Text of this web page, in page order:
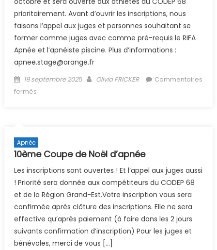
prioritairement. Avant d’ouvrir les inscriptions, nous
faisons l’appel aux juges et personnes souhaitant se
former comme juges avec comme pré-requis le RIFA
Apnée et l’apnéiste piscine. Plus d’informations :
apnee.stage@orange.fr
Posted on
19 septembre 2025 Author
Olivia FRICKER
Commentaires
fermés
Apnée
10ème Coupe de Noël d’apnée
Les inscriptions sont ouvertes ! Et l’appel aux juges aussi
! Priorité sera donnée aux compétiteurs du CODEP 68
et de la Région Grand-Est.Votre inscription vous sera
confirmée après clôture des inscriptions. Elle ne sera
effective qu’après paiement (à faire dans les 2 jours
suivants confirmation d’inscription) Pour les juges et
bénévoles, merci de vous […]